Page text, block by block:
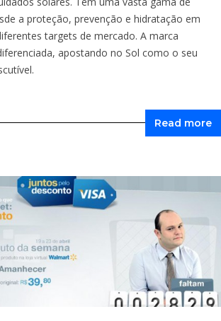
a proteção, prevenção e hidratação em
targets de mercado. A marca
apostando no Sol como o seu
Read more